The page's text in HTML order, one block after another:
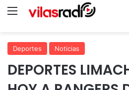
Menú
Deportes Noticias
DEPORTES